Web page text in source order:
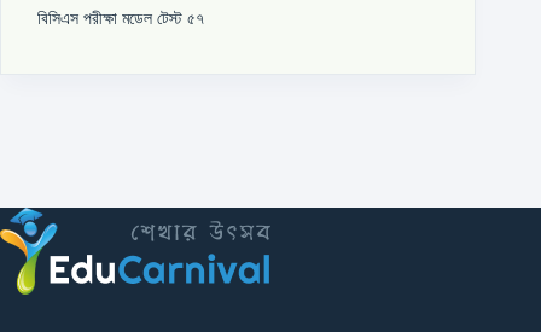
বিসিএস পরীক্ষা মডেল টেস্ট ৫৭